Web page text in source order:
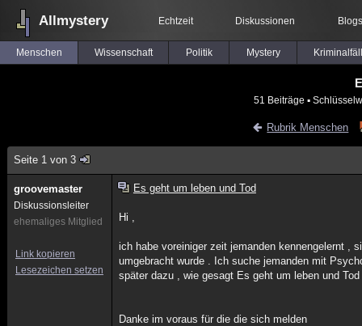
Allmystery Echtzeit Diskussionen Blogs
Menschen Wissenschaft Politik Mystery
51 Beiträge ▪
Rubrik Menschen
Seite 1 von 3
groovemaster
Diskussionsleiter
ehemaliges Mitglied
Link kopieren
Lesezeichen setzen
Es geht um leben und Tod
Hi ,
ich habe voreiniger zeit jemanden kennengelernt ,
umgebracht wurde . Ich suche jemanden mit
später dazu , wie gesagt Es geht um leben und Tod
Danke im voraus für die die sich melden